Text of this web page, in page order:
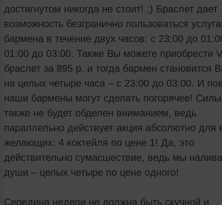
достигнутом никогда не стоит! ;) Браслет дает
возможность безгранично пользоваться
бармена в течение двух часов: с 23:00 до
01:00 до 03:00. Также Вы можете приобрести
браслет за 895 р. и тогда бармен становится
на целых четыре часа – с 23:00 до 03:00. И
наши бармены могут сделать погорячее!
также не будет обделен вниманием, ведь
параллельно действует акция абсолютно для
желающих: 4 коктейля по цене 1! Да, это
действительно сумасшествие, ведь мы
души – целых четыре по цене одного!
Середина недели не должна быть скучной и